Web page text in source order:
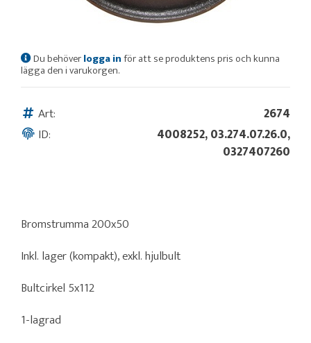
Du behöverlogga inför att se produktens pris och kunna
lägga den i varukorgen.
Art:
2674
ID:
4008252, 03.274.07.26.0,
0327407260
Bromstrumma 200x50
Inkl. lager (kompakt), exkl. hjulbult
Bultcirkel 5x112
1-lagrad